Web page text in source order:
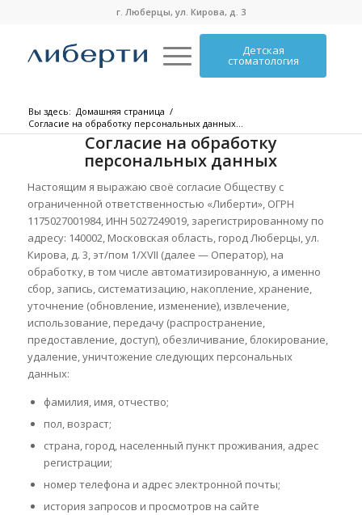
г. Люберцы, ул. Кирова, д. 3
Детская
стоматология
Вы здесь: Домашняя страница /
Согласие на обработку персональных данных...
Согласие на обработку
персональных данных
Настоящим я выражаю своё согласие Обществу с
ограниченной ответственностью «Либерти», ОГРН
1175027001984, ИНН 5027249019, зарегистрированному по
адресу: 140002, Московская область, город Люберцы, ул.
Кирова, д. 3, эт/пом 1/XVII (далее — Оператор), на
обработку, в том числе автоматизированную, а именно
сбор, запись, систематизацию, накопление, хранение,
уточнение (обновление, изменение), извлечение,
использование, передачу (распространение,
предоставление, доступ), обезличивание, блокирование,
удаление, уничтожение следующих персональных
данных:
фамилия, имя, отчество;
пол, возраст;
страна, город, населенный пункт проживания, адрес
регистрации;
номер телефона и адрес электронной почты;
история запросов и просмотров на сайте